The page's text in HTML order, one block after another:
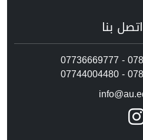
اتصل بنا
07736669777 -
07744004480 -